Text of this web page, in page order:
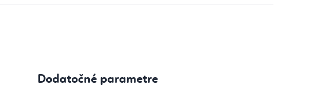
Dodatočné parametre